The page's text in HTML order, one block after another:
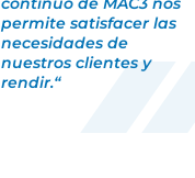
permite satisfacer las
necesidades de
nuestros clientes y
rendir.“